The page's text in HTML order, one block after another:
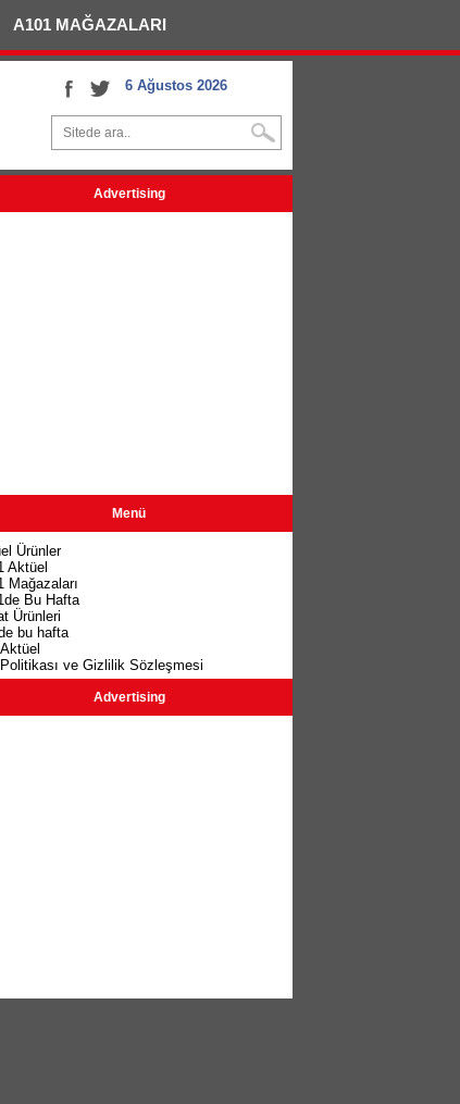
A101 MAĞAZALARI
6 Ağustos 2026
Advertising
Menü
Ürünler
Aktüel
Mağazaları
Bu Hafta
Ürünleri
bu hafta
ve Gizlilik Sözleşmesi
Advertising